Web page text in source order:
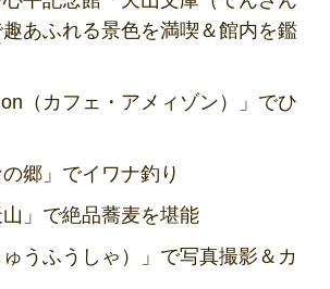
あふれる景色を満喫＆館内を鑑
（カフェ・アメィゾン）」でひ
の郷」でイワナ釣り
山」で絶品蕎麦を堪能
ゅうふうしゃ）」で写真撮影＆カ